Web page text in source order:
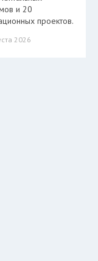
и 20
проектов.
2026